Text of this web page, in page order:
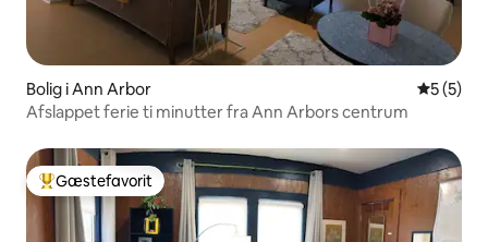
Bolig i Ann Arbor 5 ud af 5
5 (5)
Afslappet ferie ti minutter fra Ann Arbors centrum
Bedste gæstefavorit
Gæstefavorit